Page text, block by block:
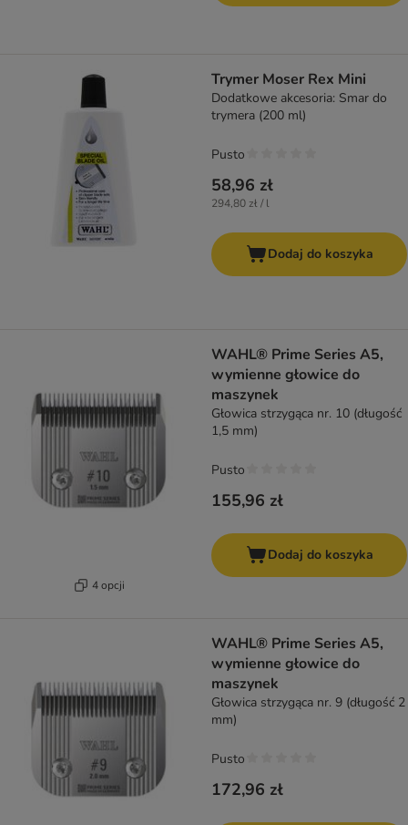
Trymer Moser Rex Mini
Dodatkowe akcesoria: Smar do
trymera (200 ml)
58,96 zł
294,80 zł / l
Pusto
Dodaj do koszyka
4 opcji
WAHL® Prime Series A5,
wymienne głowice do
maszynek
Głowica strzygąca nr. 10 (długość
1,5 mm)
155,96 zł
Pusto
Dodaj do koszyka
WAHL® Prime Series A5,
wymienne głowice do
maszynek
Głowica strzygąca nr. 9 (długość 2
mm)
172,96 zł
Pusto